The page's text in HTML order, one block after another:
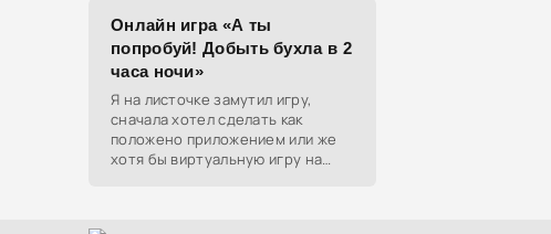
Онлайн игра «А ты
попробуй! Добыть бухла в 2
часа ночи»
Я на листочке замутил игру,
сначала хотел сделать как
положено приложением или же
хотя бы виртуальную игру на